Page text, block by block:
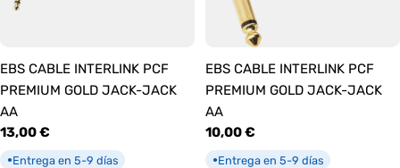
EBS CABLE INTERLINK PCF
PREMIUM GOLD JACK-JACK
AA
Precio
habitual
13,00 €
●Entrega en 5-9 días
EBS CABLE INTERLINK PCF
PREMIUM GOLD JACK-JACK
AA
Precio
habitual
10,00 €
●Entrega en 5-9 días